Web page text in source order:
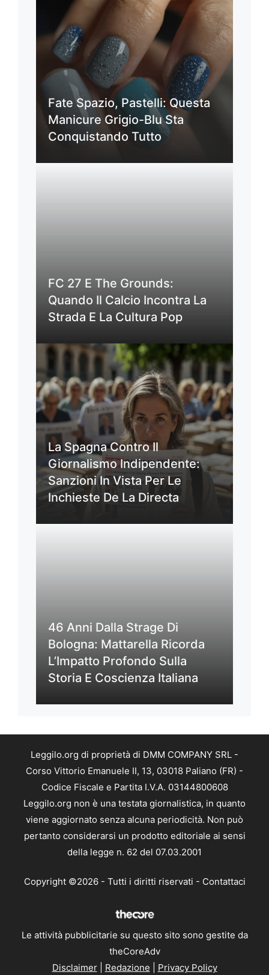
Fate Spazio, Pastelli: Questa
Manicure Grigio-Blu Sta
Conquistando Tutto
FC 27 E The Grounds:
Quando Il Calcio Incontra La
Strada E La Cultura Pop
La Spagna Contro Il
Giornalismo Indipendente:
Sanzioni In Vista Per Le
Inchieste De La Directa
46 Anni Dalla Strage Di
Bologna: Mattarella Ricorda
L’Impatto Profondo Sulla
Storia E Coscienza Italiana
Leggilo.org di proprietà di DMM COMPANY SRL -
Corso Vittorio Emanuele II, 13, 03018 Paliano (FR) -
Codice Fiscale e Partita I.V.A. 03144800608
Leggilo.org non è una testata giornalistica, in quanto
viene aggiornato senza alcuna periodicità. Non può
pertanto considerarsi un prodotto editoriale ai sensi
della legge n. 62 del 07.03.2001
Copyright ©2026 - Tutti i diritti riservati - Contattaci
Le attività pubblicitarie su questo sito sono gestite da
theCoreAdv
Disclaimer| Redazione Privacy Policy